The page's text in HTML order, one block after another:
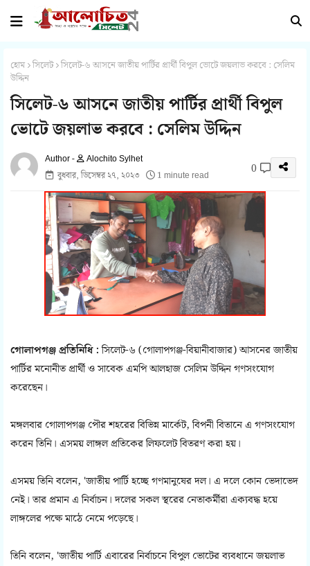
হোম সিলেট সিলেট-৬ আসনে জাতীয় পার্টির প্রার্থী বিপুল ভোটে জয়লাভ করবে : সেলিম
উদ্দিন
সিলেট-৬ আসনে জাতীয় পার্টির প্রার্থী বিপুল
ভোটে জয়লাভ করবে : সেলিম উদ্দিন
Alochito Sylhet
বুধবার, ডিসেম্বর ২৭, ২০২৩
1 minute read 0
গোলাপগঞ্জ প্রতিনিধি :সিলেট-৬ (গোলাপগঞ্জ-বিয়ানীবাজার) আসনের জাতীয়
পার্টির মনোনীত প্রার্থী ও সাবেক এমপি আলহাজ সেলিম উদ্দিন গণসংযোগ
করেছেন।
মঙ্গলবার গোলাপগঞ্জ পৌর শহরের বিভিন্ন মার্কেট, বিপনী বিতানে এ গণসংযোগ
করেন তিনি। এসময় লাঙ্গল প্রতিকের লিফলেট বিতরণ করা হয়।
এসময় তিনি বলেন, 'জাতীয় পার্টি হচ্ছে গণমানুষের দল। এ দলে কোন ভেদাভেদ
নেই। তার প্রমান এ নির্বাচন। দলের সকল স্থরের নেতাকর্মীরা এক্যবদ্ধ হয়ে
লাঙ্গলের পক্ষে মাঠে নেমে পড়েছে।
তিনি বলেন, 'জাতীয় পার্টি এবারের নির্বাচনে বিপুল ভোটের ব্যবধানে জয়লাভ